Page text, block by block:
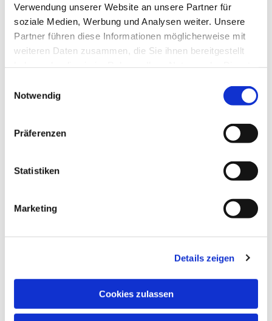
Verwendung unserer Website an unsere Partner für
soziale Medien, Werbung und Analysen weiter. Unsere
Partner führen diese Informationen möglicherweise mit
weiteren Daten zusammen, die Sie ihnen bereitgestellt
Notwendig
Präferenzen
Statistiken
Marketing
Details zeigen
Cookies zulassen